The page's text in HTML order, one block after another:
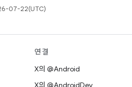
07-22(UTC)
연결
X의 @Android
X의 @AndroidDev